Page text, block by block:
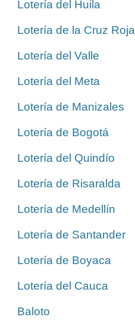
Lotería del Huila
Lotería de la Cruz Roja
Lotería del Valle
Lotería del Meta
Lotería de Manizales
Lotería de Bogotá
Lotería del Quindío
Lotería de Risaralda
Lotería de Medellín
Lotería de Santander
Lotería de Boyaca
Lotería del Cauca
Baloto